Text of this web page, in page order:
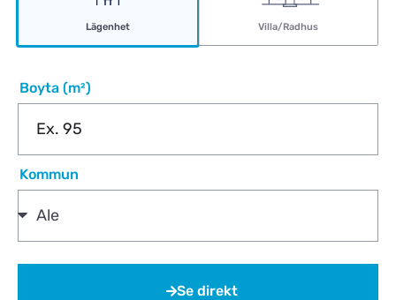
Lägenhet Villa/Radhus
Boyta (m²)
Kommun
Se direkt